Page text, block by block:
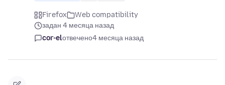
Firefox
Web compatibility
задан 4 месяца назад
cor-elотвечено4 месяца назад